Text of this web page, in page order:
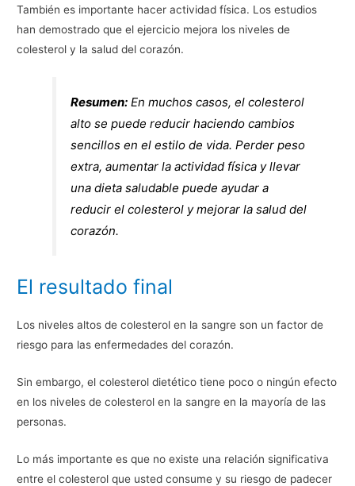
También es importante hacer actividad física. Los estudios
han demostrado que el ejercicio mejora los niveles de
colesterol y la salud del corazón.
Resumen: En muchos casos, el colesterol
alto se puede reducir haciendo cambios
sencillos en el estilo de vida. Perder peso
extra, aumentar la actividad física y llevar
una dieta saludable puede ayudar a
reducir el colesterol y mejorar la salud del
corazón.
El resultado final
Los niveles altos de colesterol en la sangre son un factor de
riesgo para las enfermedades del corazón.
Sin embargo, el colesterol dietético tiene poco o ningún efecto
en los niveles de colesterol en la sangre en la mayoría de las
personas.
Lo más importante es que no existe una relación significativa
entre el colesterol que usted consume y su riesgo de padecer